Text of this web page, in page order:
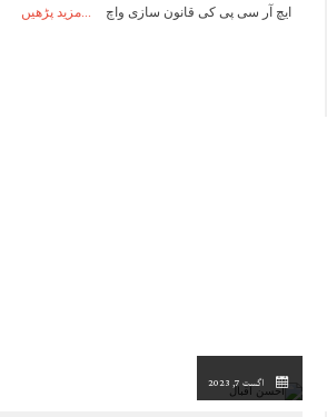
ایچ آر سی پی کی قانون سازی واچ مزید پڑھیں
اگست 7, 2023